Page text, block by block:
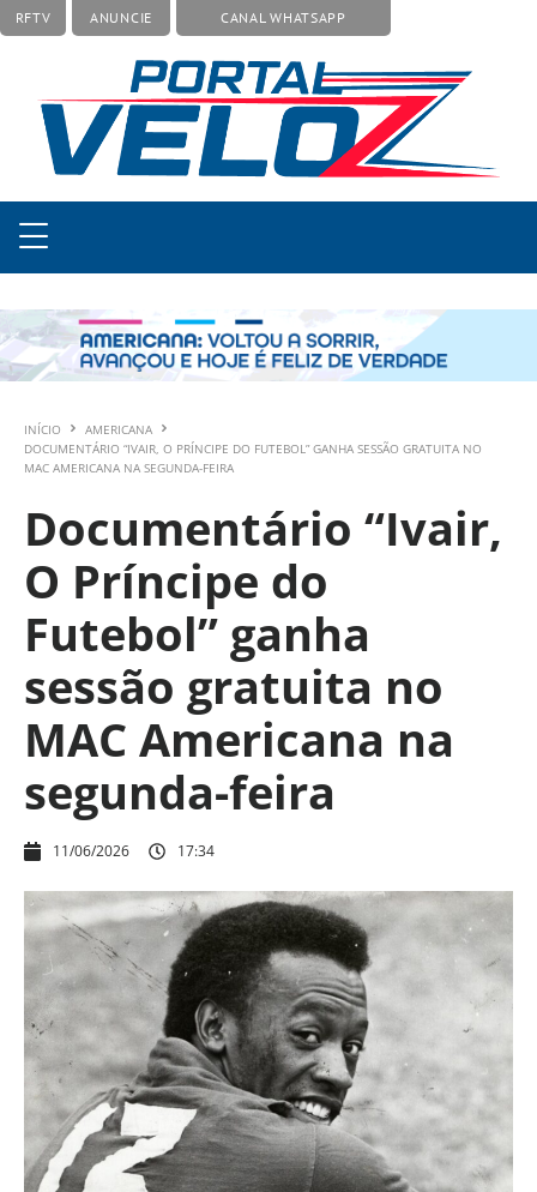
RFTV ANUNCIE CANAL WHATSAPP
INÍCIO
AMERICANA
DOCUMENTÁRIO “IVAIR, O PRÍNCIPE DO FUTEBOL” GANHA SESSÃO GRATUITA NO
MAC AMERICANA NA SEGUNDA-FEIRA
Documentário “Ivair,
O Príncipe do
Futebol” ganha
sessão gratuita no
MAC Americana na
segunda-feira
11/06/2026 17:34